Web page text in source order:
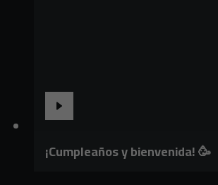
¡Cumpleaños y bienvenida! 🥳